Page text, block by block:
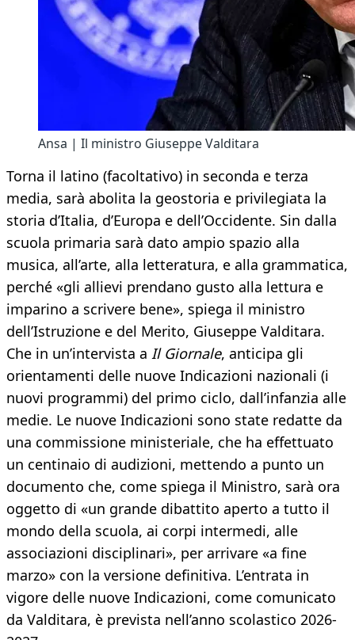
Ansa | Il ministro Giuseppe Valditara
Torna il latino (facoltativo) in seconda e terza
media, sarà abolita la geostoria e privilegiata la
storia d’Italia, d’Europa e dell’Occidente. Sin dalla
scuola primaria sarà dato ampio spazio alla
musica, all’arte, alla letteratura, e alla grammatica,
perché «gli allievi prendano gusto alla lettura e
imparino a scrivere bene», spiega il ministro
dell’Istruzione e del Merito, Giuseppe Valditara.
Che in un’intervista a Il Giornale, anticipa gli
orientamenti delle nuove Indicazioni nazionali (i
nuovi programmi) del primo ciclo, dall’infanzia alle
medie. Le nuove Indicazioni sono state redatte da
una commissione ministeriale, che ha effettuato
un centinaio di audizioni, mettendo a punto un
documento che, come spiega il Ministro, sarà ora
oggetto di «un grande dibattito aperto a tutto il
mondo della scuola, ai corpi intermedi, alle
associazioni disciplinari», per arrivare «a fine
marzo» con la versione definitiva. L’entrata in
vigore delle nuove Indicazioni, come comunicato
da Valditara, è prevista nell’anno scolastico 2026-